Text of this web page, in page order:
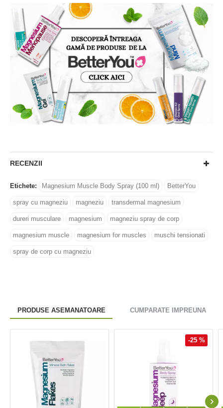
RECENZII
Etichete: Magnesium Muscle Body Spray (100 ml) BetterYou
spray cu magneziu magneziu transdermal magnesium
dureri musculare magnesium magneziu spray de corp
magnesium muscle magnesium for muscles muschi tensionati
spray de corp cu magneziu
PRODUSE ASEMANATOARE CUMPARATE IMPREUNA
-25 %